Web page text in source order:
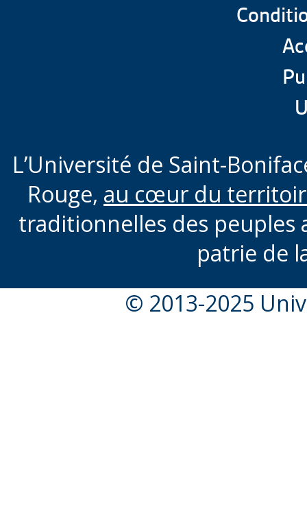
L’Université de Saint-
Rouge, au cœur du
traditionnelles des peuples
patrie de
© 2013-2025